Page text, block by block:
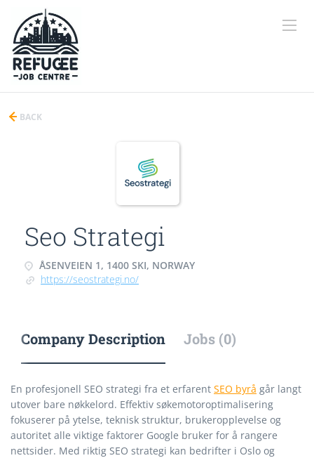
BACK
Seo Strategi
ÅSENVEIEN 1, 1400 SKI, NORWAY
https://seostrategi.no/
Company Description Jobs (0)
En profesjonell SEO strategi fra et erfarent SEO byrå går langt
utover bare nøkkelord. Effektiv søkemotoroptimalisering
fokuserer på ytelse, teknisk struktur, brukeropplevelse og
autoritet alle viktige faktorer Google bruker for å rangere
nettsider. Med riktig SEO strategi kan bedrifter i Oslo og